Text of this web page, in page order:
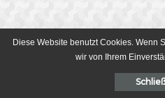
Man kann also sagen, dass die
räumlicher Trennung einen
ein zusammenhängendes System
Diese Website benutzt Cookies. Wenn
wir von Ihrem